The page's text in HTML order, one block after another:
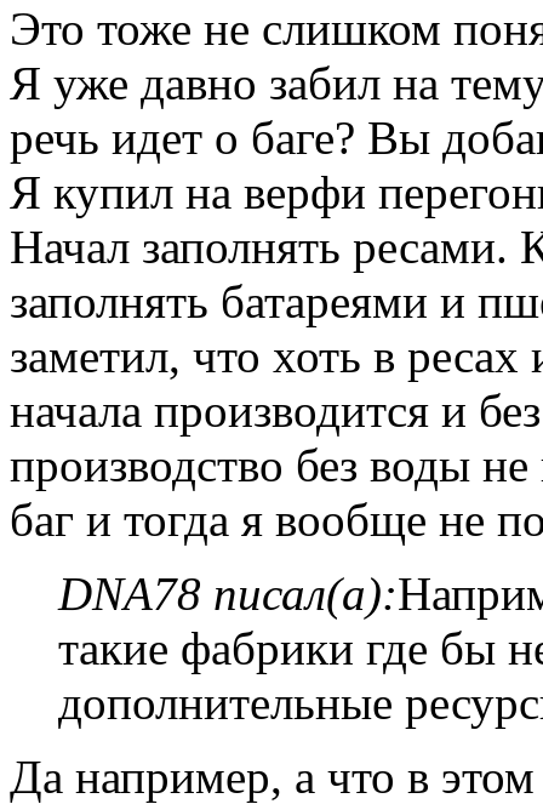
Это тоже не слишком
Я уже давно забил на
речь идет о баге? Вы
Я купил на верфи
Начал заполнять ресами.
заполнять батареями и
заметил, что хоть в
начала производится и
производство без воды
баг и тогда я вообще не
DNA78 писал(а):
такие фабрики где бы
дополнительные
Да например, а что в